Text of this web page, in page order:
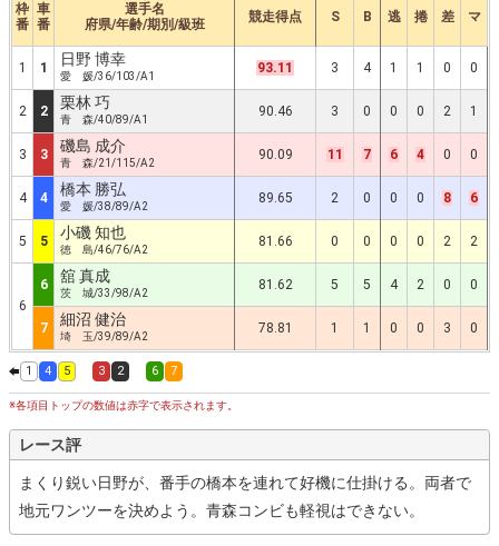
枠
番
車
番
選手名
府県/年齢/期別/級班
競走得点 S B 逃 捲 差 マ
1 1 日野 博幸
愛 媛/36/103/A1
93.11 3 4 1 1 0 0
2 2 栗林 巧
青 森/40/89/A1
90.46 3 0 0 0 2 1
3 3 磯島 成介
青 森/21/115/A2
90.09 11 7 6 4 0 0
4 4 橋本 勝弘
愛 媛/38/89/A2
89.65 2 0 0 0 8 6
5 5 小磯 知也
徳 島/46/76/A2
81.66 0 0 0 0 2 2
6
6 舘 真成
茨 城/33/98/A2
81.62 5 5 4 2 0 0
7 細沼 健治
埼 玉/39/89/A2
78.81 1 1 0 0 3 0
1 4 5 3 2 6 7
※各項目トップの数値は赤字で表示されます。
レース評
まくり鋭い日野が、番手の橋本を連れて好機に仕掛ける。両者で
地元ワンツーを決めよう。青森コンビも軽視はできない。